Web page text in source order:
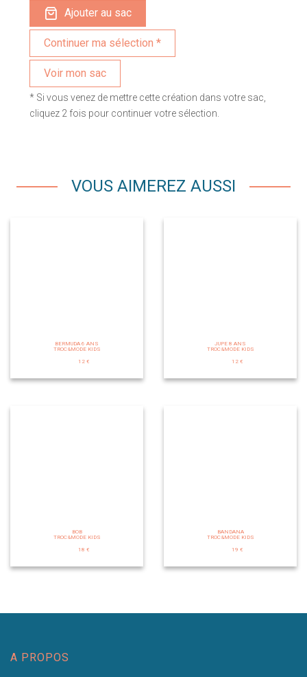
Ajouter au sac
Voir mon sac
* Si vous venez de mettre cette création dans votre sac,
cliquez 2 fois pour continuer votre sélection.
VOUS AIMEREZ AUSSI
BERMUDA 6 ANS
TROC&MODE KIDS
12 €
JUPE 8 ANS
TROC&MODE KIDS
12 €
BOB
TROC&MODE KIDS
18 €
BANDANA
TROC&MODE KIDS
19 €
A PROPOS